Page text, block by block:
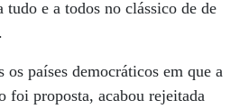
tudo e a todos no clássico de de
.
os países democráticos em que a
foi proposta, acabou rejeitada